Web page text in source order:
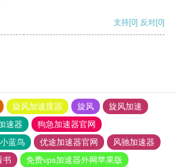
支持[0] 反对[0]
旋风加速度器 旋风
旋风加速
速器
狗急加速器官网
小蓝鸟 优途加速器官网
风驰加速器
书 免费vps加速器外网苹果版